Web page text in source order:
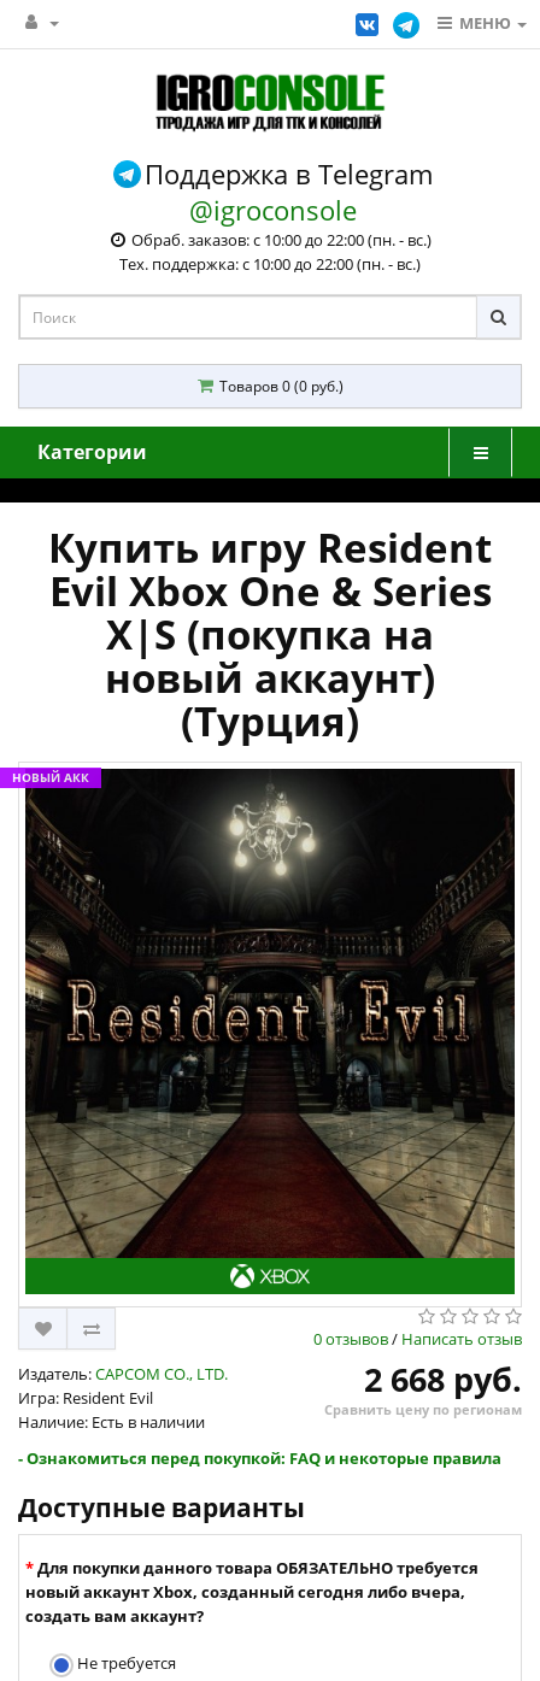
МЕНЮ
Поддержка в Telegram
@igroconsole
Обраб. заказов: с 10:00 до 22:00 (пн. - вс.)
Тех. поддержка: с 10:00 до 22:00 (пн. - вс.)
Товаров 0 (0 руб.)
Категории
Купить игру Resident
Evil Xbox One & Series
X|S (покупка на
новый аккаунт)
(Турция)
НОВЫЙ АКК
0 отзывов/ Написать отзыв
Издатель:CAPCOM CO., LTD.
Игра: Resident Evil
Наличие: Есть в наличии
2 668 руб.
Сравнить цену по регионам
- Ознакомиться перед покупкой: FAQ и некоторые правила
Доступные варианты
Для покупки данного товара ОБЯЗАТЕЛЬНО требуется
новый аккаунт Xbox, созданный сегодня либо вчера,
создать вам аккаунт?
Не требуется